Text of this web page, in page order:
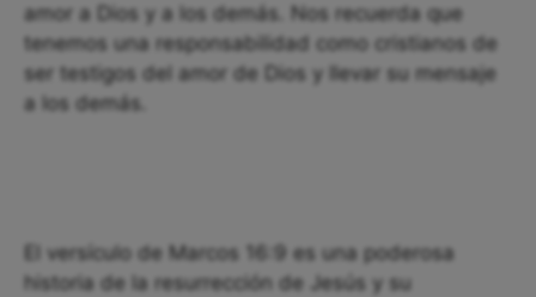
amor a Dios y a los demás. Nos recuerda que
tenemos una responsabilidad como cristianos de
ser testigos del amor de Dios y llevar su mensaje
a los demás.
El versículo de Marcos 16:9 es una poderosa
historia de la resurrección de Jesús y su